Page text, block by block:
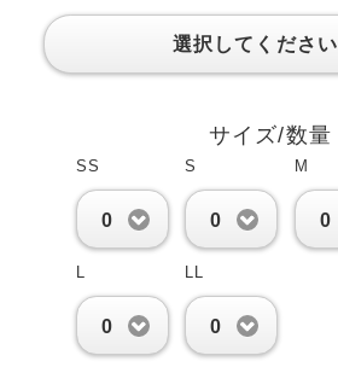
選択してください
サイズ/数量
SS
0
S
0
M
0
0 0